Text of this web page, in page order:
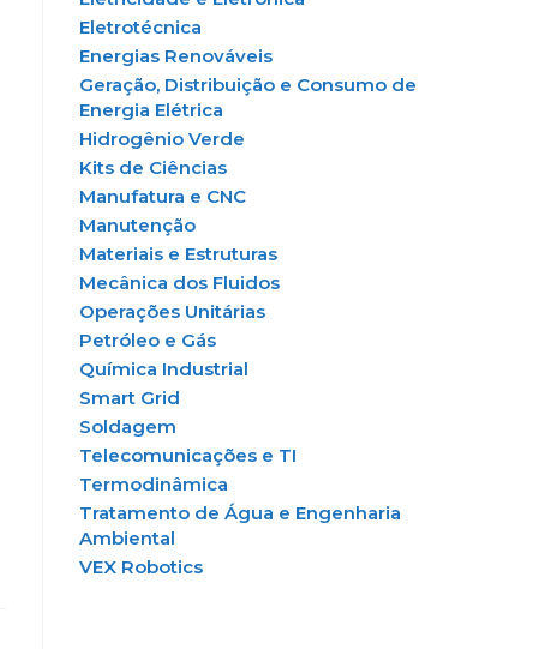
Eletrotécnica
Energias Renováveis
Geração, Distribuição e Consumo de
Energia Elétrica
Hidrogênio Verde
Kits de Ciências
Manufatura e CNC
Manutenção
Materiais e Estruturas
Mecânica dos Fluidos
Operações Unitárias
Petróleo e Gás
Química Industrial
Smart Grid
Soldagem
Telecomunicações e TI
Termodinâmica
Tratamento de Água e Engenharia
Ambiental
VEX Robotics